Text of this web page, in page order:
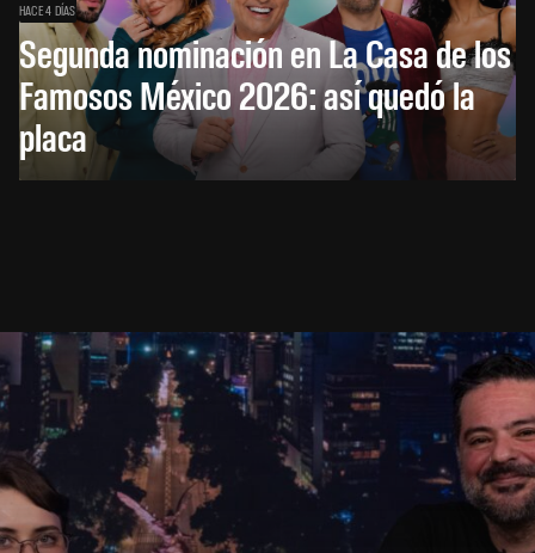
HACE 4 DÍAS
Segunda nominación en La Casa de los
Famosos México 2026: así quedó la
placa